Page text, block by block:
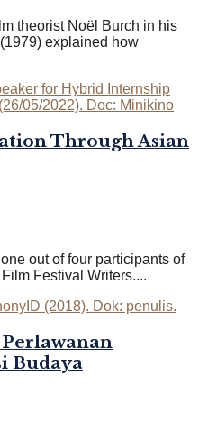
theorist Noël Burch in his
explained how
Through Asian
out of four participants of
Festival Writers....
Budaya